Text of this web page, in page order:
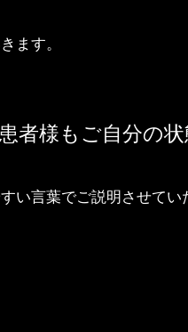
ます。
者様もご自分の状
い言葉でご説明させてい